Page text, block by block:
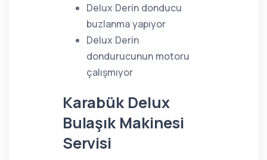
Delux Derin donducu
buzlanma yapıyor
Delux Derin
dondurucunun motoru
çalışmıyor
Karabük Delux
Bulaşık Makinesi
Servisi